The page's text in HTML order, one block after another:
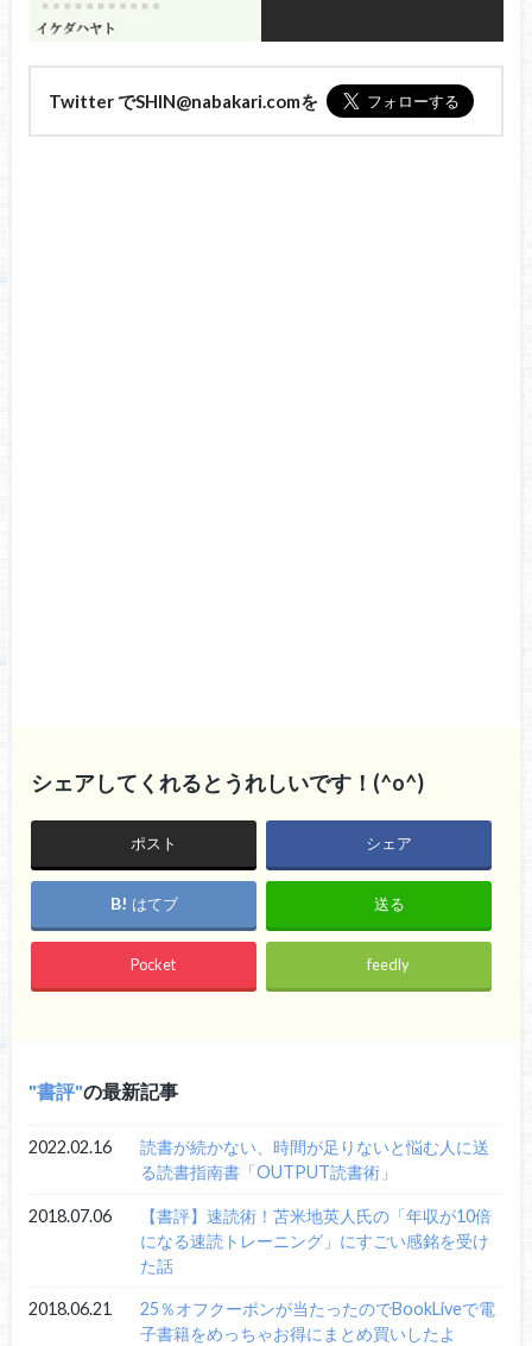
Twitter でSHIN@nabakari.comを
シェアしてくれるとうれしいです！(^o^)
ポスト シェア
はてブ 送る
Pocket feedly
書評 の最新記事
2022.02.16
読書が続かない、時間が足りないと悩む人に送
る読書指南書「OUTPUT読書術」
2018.07.06
【書評】速読術！苫米地英人氏の「年収が10倍
になる速読トレーニング」にすごい感銘を受け
た話
2018.06.21
25％オフクーポンが当たったのでBookLiveで電
子書籍をめっちゃお得にまとめ買いしたよ